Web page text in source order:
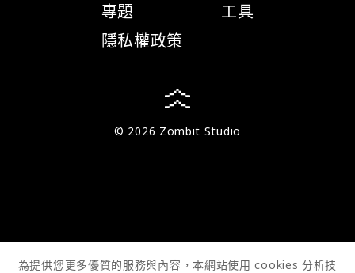
專題
隱私權政策
工具
© 2026 Zombit Studio
為提供您更多優質的服務與內容，本網站使用 cookies 分析技